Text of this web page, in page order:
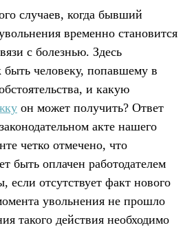
случаев, когда бывший
временно становится
с болезнью. Здесь
быть человеку, попавшему в
и какую
он может получить? Ответ
акте нашего
четко отмечено, что
быть оплачен работодателем
если отсутствует факт нового
увольнения не прошло
такого действия необходимо